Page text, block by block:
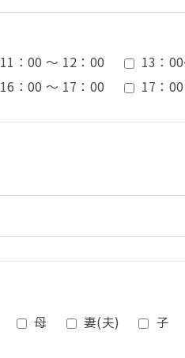
11：00 ～ 12：00 13：
16：00 ～ 17：00 17：
母 妻(夫) 子